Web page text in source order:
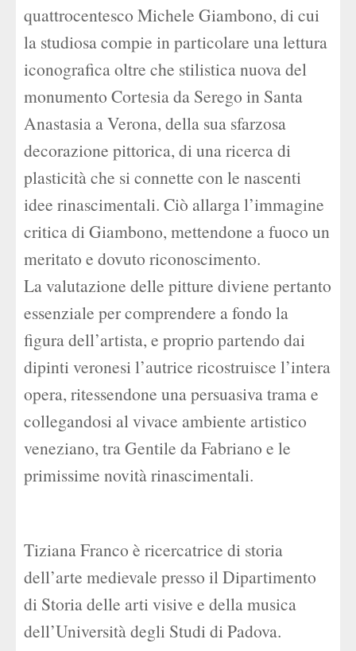
quattrocentesco Michele Giambono, di cui
la studiosa compie in particolare una lettura
iconografica oltre che stilistica nuova del
monumento Cortesia da Serego in Santa
Anastasia a Verona, della sua sfarzosa
decorazione pittorica, di una ricerca di
plasticità che si connette con le nascenti
idee rinascimentali. Ciò allarga l’immagine
critica di Giambono, mettendone a fuoco un
meritato e dovuto riconoscimento.
La valutazione delle pitture diviene pertanto
essenziale per comprendere a fondo la
figura dell’artista, e proprio partendo dai
dipinti veronesi l’autrice ricostruisce l’intera
opera, ritessendone una persuasiva trama e
collegandosi al vivace ambiente artistico
veneziano, tra Gentile da Fabriano e le
primissime novità rinascimentali.
Tiziana Franco è ricercatrice di storia
dell’arte medievale presso il Dipartimento
di Storia delle arti visive e della musica
dell’Università degli Studi di Padova.